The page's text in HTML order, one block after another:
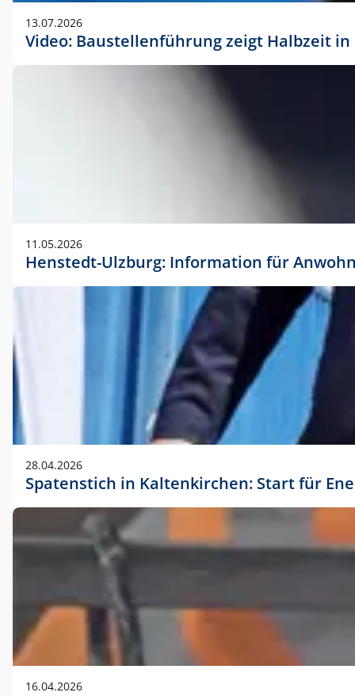
13.07.2026
Video: Baustellenführung zeigt Halbzeit
11.05.2026
Henstedt-Ulzburg: Information für
28.04.2026
Spatenstich in Kaltenkirchen: Start für
16.04.2026